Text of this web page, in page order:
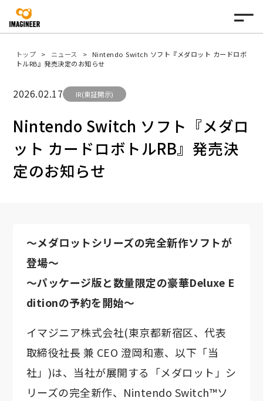
トップ ニュース
Nintendo Switch ソフト『メダロット カードロボ
トルRB』発売決定のお知らせ
2026.02.17 IR(東証開示)
Nintendo Switch ソフト『メダロ
ット カードロボトルRB』発売決
定のお知らせ
～メダロットシリーズの完全新作ソフトが
登場～
～パッケージ版と数量限定の豪華Deluxe E
ditionの予約を開始～
イマジニア株式会社(東京都新宿区、代表
取締役社長 兼 CEO 澄岡和憲、以下「当
社」)は、当社が展開する「メダロット」シ
リーズの完全新作、Nintendo Switch™ソ